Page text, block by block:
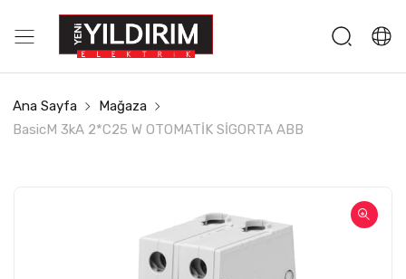
Ana Sayfa
Mağaza
BasicM 3kA 2*C25 W OTOMATİK SİGORTA ABB